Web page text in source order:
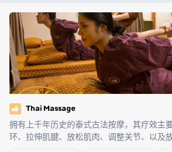
Thai Massage
拥有上千年历史的泰式古法按摩，其疗效主
环、拉伸肌腱、放松肌肉、调整关节、以及